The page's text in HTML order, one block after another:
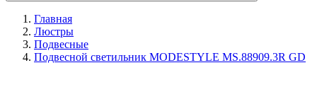
Главная
Люстры
Подвесные
Подвесной светильник MODESTYLE MS.88909.3R GD